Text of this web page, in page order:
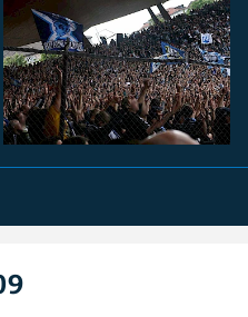
dankbar.
Repression